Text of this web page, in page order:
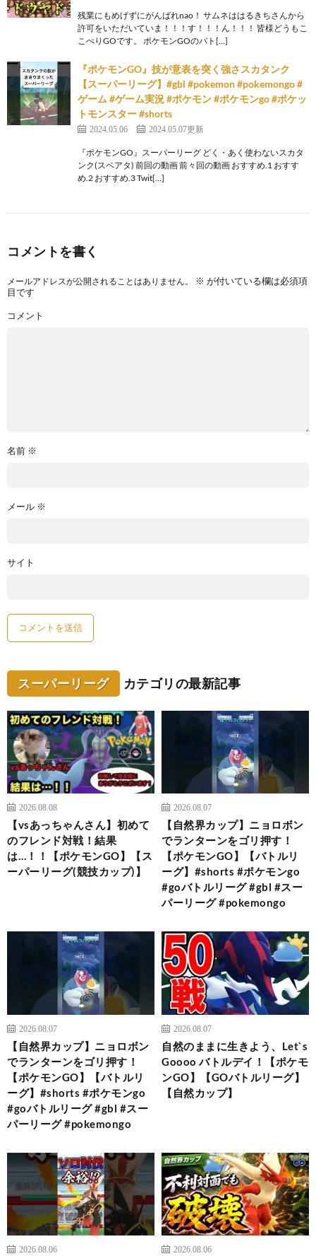
残業にもめげずにがんばれnao！ サムネははるきちさんから
許可をいただいていま！！！す！！！ん！！！ 皆様どうもこ
こぺりGOです。 ポケモンGOのバト[…]
『ポケモンGO』技が意表を突く強さスカタンク
【スーパーリーグ】#gbl #pokemon #pokemongo #
ゲーム #ゲーム実況 #ポケモン #ポケモンgo #ポケッ
トモンスター #shorts
2024.05.06 2024.05.07更新
『ポケモンGO』スーパーリーグ どく・あく使わないスカタ
ンク(スペアタ) 前回の動画 前々回の動画 おすすめ.1 おすす
め.2 おすすめ.3 Twit[…]
コメントを書く
メールアドレスが公開されることはありません。 ※ が付いている欄は必須項
目です
コメント
名前 ※
メール ※
サイト
スーパーリーグ カテゴリの最新記事
2026.08.08
【vsあっちゃんさん】初めて
のフレンド対戦！結果
は…！！【ポケモンGO】【ス
ーパーリーグ(競技カップ)】
2026.08.07
【自然界カップ】ニョロボン
でランターンをゴリ押す！
【ポケモンGO】【バトルリ
ーグ】#shorts #ポケモンgo
#goバトルリーグ #gbl #スー
パーリーグ #pokemongo
2026.08.07
【自然界カップ】ニョロボン
でランターンをゴリ押す！
【ポケモンGO】【バトルリ
ーグ】#shorts #ポケモンgo
#goバトルリーグ #gbl #スー
パーリーグ #pokemongo
2026.08.07
自然のままに生きよう、Let`s
Goooo バトルデイ！【ポケモ
ンGO】【GOバトルリーグ】
【自然カップ】
2026.08.06 2026.08.06